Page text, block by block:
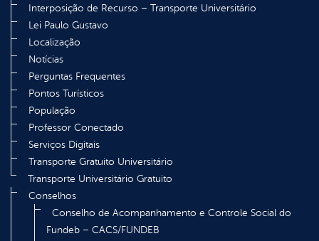
Interposição de Recurso – Transporte Universitário
Lei Paulo Gustavo
Localização
Notícias
Perguntas Frequentes
Pontos Turísticos
População
Professor Conectado
Serviços Digitais
Transporte Gratuito Universitário
Transporte Universitário Gratuito
Conselhos
Conselho de Acompanhamento e Controle Social do
Fundeb – CACS/FUNDEB